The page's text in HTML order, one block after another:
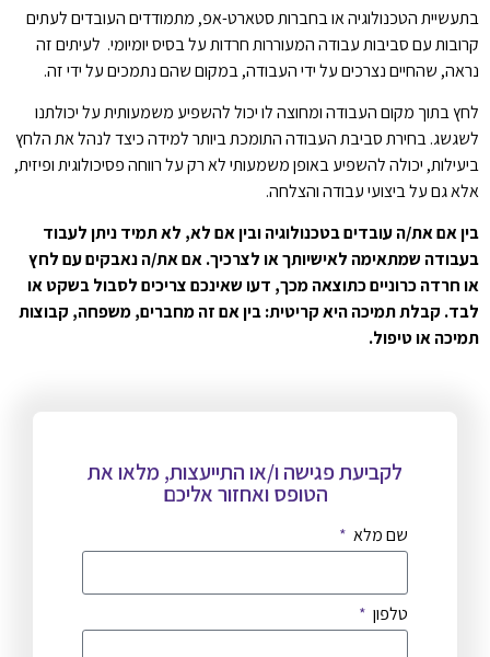
בתעשיית הטכנולוגיה או בחברות סטארט-אפ, מתמודדים העובדים לעתים
קרובות עם סביבות עבודה המעוררות חרדות על בסיס יומיומי. לעיתים זה
נראה, שהחיים נצרכים על ידי העבודה, במקום שהם נתמכים על ידי זה.
לחץ בתוך מקום העבודה ומחוצה לו יכול להשפיע משמעותית על יכולתנו
לשגשג. בחירת סביבת העבודה התומכת ביותר למידה כיצד לנהל את הלחץ
ביעילות, יכולה להשפיע באופן משמעותי לא רק על רווחה פסיכולוגית ופיזית,
אלא גם על ביצועי עבודה והצלחה.
בין אם את/ה עובדים בטכנולוגיה ובין אם לא, לא תמיד ניתן לעבוד
בעבודה שמתאימה לאישיותך או לצרכיך. אם את/ה נאבקים עם לחץ
או חרדה כרוניים כתוצאה מכך, דעו שאינכם צריכים לסבול בשקט או
לבד. קבלת תמיכה היא קריטית: בין אם זה מחברים, משפחה, קבוצות
תמיכה או טיפול.
לקביעת פגישה ו/או התייעצות, מלאו את
הטופס ואחזור אליכם
שם מלא
טלפון